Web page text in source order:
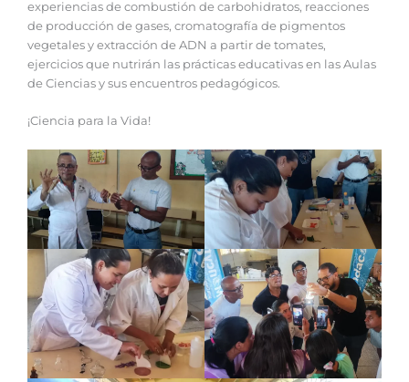
experiencias de combustión de carbohidratos, reacciones
de producción de gases, cromatografía de pigmentos
vegetales y extracción de ADN a partir de tomates,
ejercicios que nutrirán las prácticas educativas en las Aulas
de Ciencias y sus encuentros pedagógicos.
¡Ciencia para la Vida!